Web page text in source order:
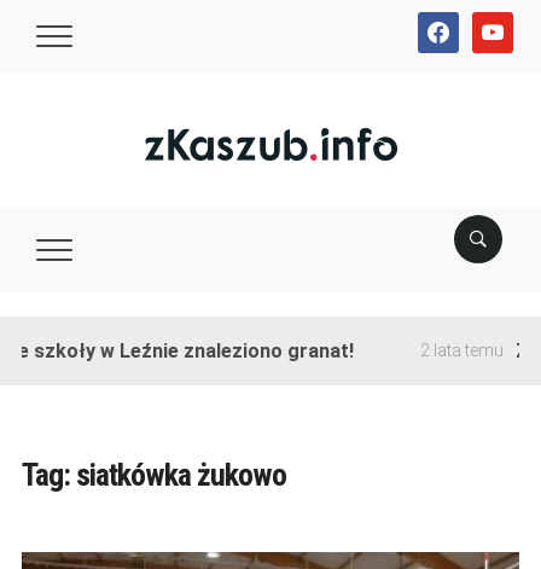
facebookyoutube
szkoły w Leźnie znaleziono granat! 2 lata temu
Tag: siatkówka żukowo